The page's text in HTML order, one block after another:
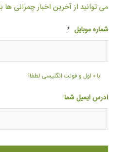
می توانید از آخرین اخبار چمرانی ها
شماره موبایل *
با ۰ اول و فونت انگلیسی لطفا!
آدرس ایمیل شما